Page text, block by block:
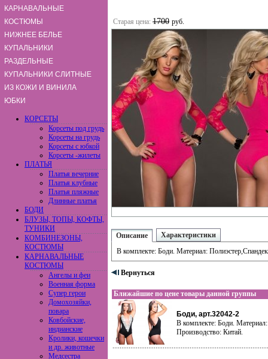
КАРНАВАЛЬНЫЕ
КОСТЮМЫ
НИЖНЕЕ БЕЛЬЕ
КУПАЛЬНИКИ
РАЗДЕЛЬНЫЕ
КУПАЛЬНИКИ СЛИТНЫЕ
ИЗ КОЖИ И ВИНИЛА
ЮБКИ
КОРСЕТЫ
Корсеты под грудь
Корсеты на грудь
Корсеты с юбкой
Корсеты -жилеты
ПЛАТЬЯ
Платья вечерние
Платья клубные
Платья пляжные
Длинные платья
БОДИ
БЛУЗЫ, ТОПЫ, КОФТЫ,
ТУНИКИ
КОМБИНЕЗОНЫ,
КОСТЮМЫ
КАРНАВАЛЬНЫЕ
КОСТЮМЫ
Ангелы и феи
Военная форма
Супер герои
Домохозяйки,
повара
Ковбойские,
индианские
Кролики, кошечки
и др. животные
Медсестра
Старая цена: 1700 руб.
Описание
Характеристики
В комплекте: Боди. Материал:
Вернуться
Ближайшие по цене товары данной группы
Боди, арт.32042-2
В комплекте: Боди.
Производство: Китай.